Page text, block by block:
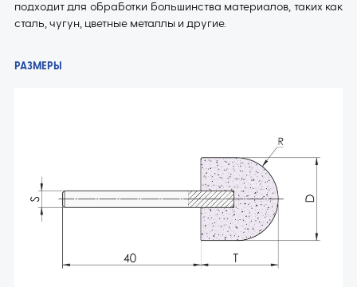
подходит для обработки большинства материалов, таких как
сталь, чугун, цветные металлы и другие.
РАЗМЕРЫ